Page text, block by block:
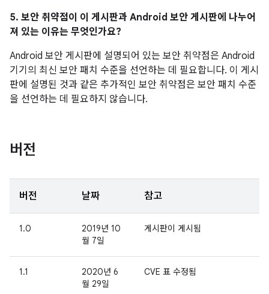
5. 보안 취약점이 이 게시판과 Android 보안 게시판에 나누어
져 있는 이유는 무엇인가요?
Android 보안 게시판에 설명되어 있는 보안 취약점은 Android
기기의 최신 보안 패치 수준을 선언하는 데 필요합니다. 이 게시
판에 설명된 것과 같은 추가적인 보안 취약점은 보안 패치 수준
을 선언하는 데 필요하지 않습니다.
버전
버전 날짜 참고
1.0
2019년 10
월 7일
게시판이 게시됨
1.1
2020년 6
월 29일
CVE 표 수정됨